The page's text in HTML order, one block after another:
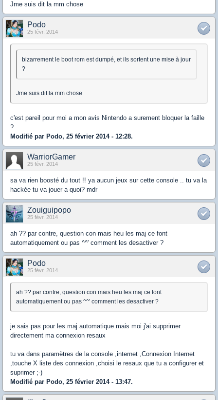
Jme suis dit la mm chose
Podo
25 févr. 2014
bizarrement le boot rom est dumpé, et ils sortent une mise à jour
?
Jme suis dit la mm chose
c'est pareil pour moi a mon avis Nintendo a surement bloquer la faille
?
Modifié par Podo, 25 février 2014 - 12:28.
WarriorGamer
25 févr. 2014
sa va rien boosté du tout !! ya aucun jeux sur cette console .. tu va la
hackée tu va jouer a quoi? mdr
Zouiguipopo
25 févr. 2014
ah ?? par contre, question con mais heu les maj ce font
automatiquement ou pas ^^' comment les desactiver ?
Podo
25 févr. 2014
ah ?? par contre, question con mais heu les maj ce font
automatiquement ou pas ^^' comment les desactiver ?
je sais pas pour les maj automatique mais moi j'ai supprimer
directement ma connexion resaux
tu va dans paramètres de la console ,internet ,Connexion Internet
,touche X liste des connexion ,choisi le resaux que tu a configurer et
suprimer ;-)
Modifié par Podo, 25 février 2014 - 13:47.